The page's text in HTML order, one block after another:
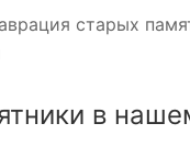
старых
в